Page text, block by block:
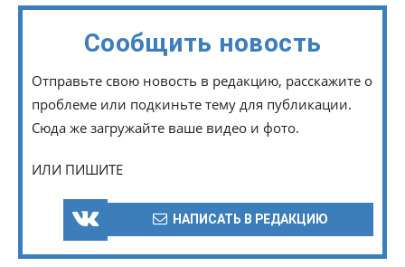
Сообщить новость
Отправьте свою новость в редакцию, расскажите о
проблеме или подкиньте тему для публикации.
Сюда же загружайте ваше видео и фото.
ИЛИ ПИШИТЕ
НАПИСАТЬ В РЕДАКЦИЮ